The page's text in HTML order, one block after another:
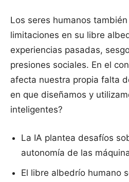
Los seres humanos
limitaciones en su libre
experiencias pasadas,
presiones sociales. En el
afecta nuestra propia falta
en que diseñamos y
inteligentes?
La IA plantea desafíos
autonomía de las
El libre albedrío humano